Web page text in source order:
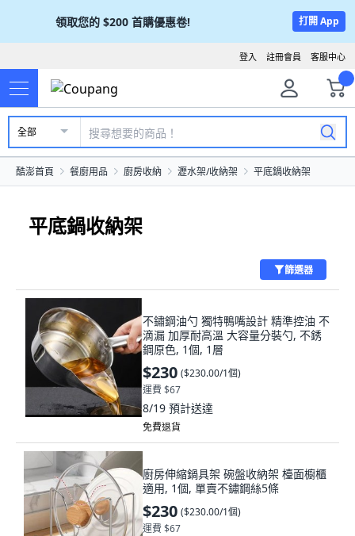
領取您的 $200 首購優惠卷! 打開 App
客服中心
註冊會員
登入
全部
酷澎首頁 餐廚用品 廚房收納 瀝水架/收納架 平底鍋收納架
平底鍋收納架
篩選器
不鏽鋼油勺 獨特鴨嘴設計 精準控油 不
滴漏 加厚耐高溫 大容量分裝勺, 不銹
鋼原色, 1個, 1層
$230 ($230.00/1個)
運費 $67
8/19 預計送達
免費退貨
廚房伸縮鍋具架 碗盤收納架 檯面櫥櫃
適用, 1個, 單賣不鏽鋼絲5條
$230 ($230.00/1個)
運費 $67